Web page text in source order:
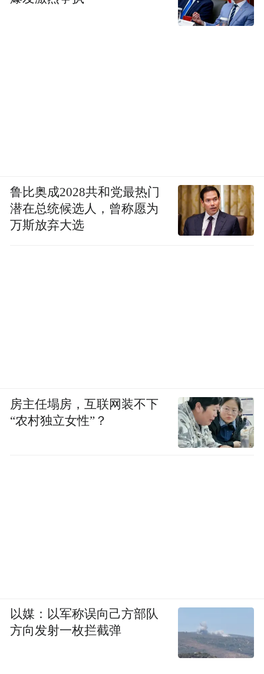
鲁比奥成2028共和党最热门
潜在总统候选人，曾称愿为
万斯放弃大选
房主任塌房，互联网装不下
“农村独立女性”？
以媒：以军称误向己方部队
方向发射一枚拦截弹